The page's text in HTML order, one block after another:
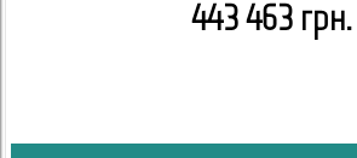
443 463 грн.